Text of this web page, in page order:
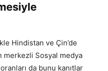
Hindistan ve Çin’de
merkezli Sosyal medya
da bunu kanıtlar